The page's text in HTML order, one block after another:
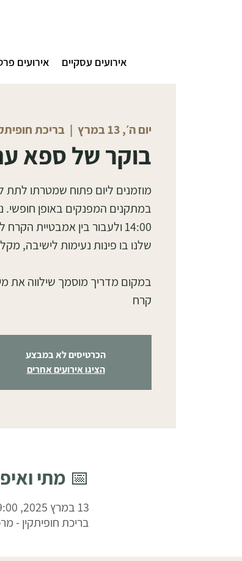
אירועים עסקיים אירועים
יום ה׳, 13 במרץ
  |
בריכת
בוקר של ספא
מוזמנים ליום פתוח שמטרתו
14:00 ולעבור בין אמבטיית
במקום מדריך מוסמך שילווה את
קרח
הכרטיסים לא במבצע
הציגו אירועים אחרים
📅 מתי
13 במרץ 2025, 9:00 – 14:00
בריכת חופיתקין - מרכז